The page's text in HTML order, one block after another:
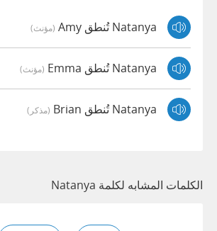
Natanya تُنطق Amy (مؤنث)
Natanya تُنطق Emma (مؤنث)
Natanya تُنطق Brian (مذكر)
الكلمات المشابه لكلمة Natanya